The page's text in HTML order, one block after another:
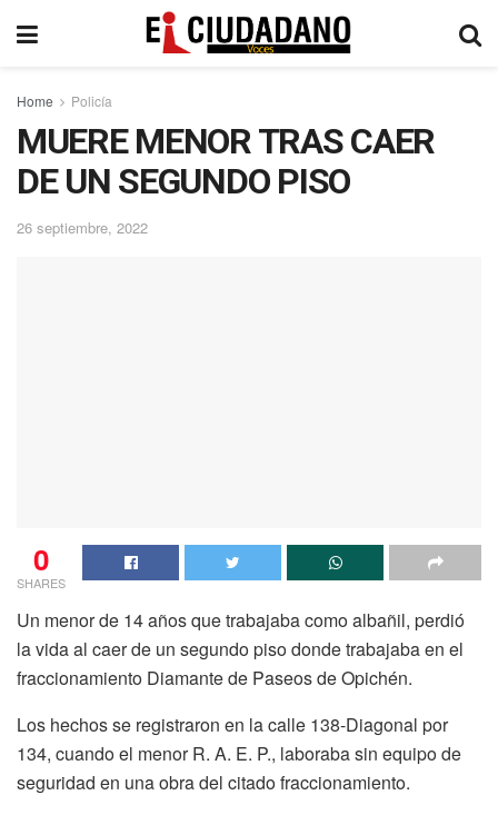
Home Policía
MUERE MENOR TRAS CAER
DE UN SEGUNDO PISO
26 septiembre, 2022
0
SHARES
Un menor de 14 años que trabajaba como albañil, perdió
la vida al caer de un segundo piso donde trabajaba en el
fraccionamiento Diamante de Paseos de Opichén.
Los hechos se registraron en la calle 138-Diagonal por
134, cuando el menor R. A. E. P., laboraba sin equipo de
seguridad en una obra del citado fraccionamiento.